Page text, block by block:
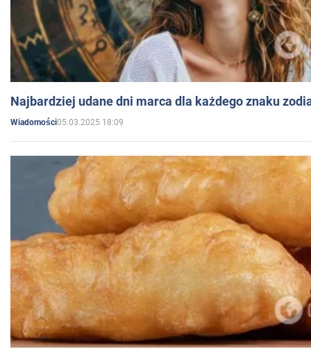
Najbardziej udane dni marca dla każdego znaku
Wiadomości05.03.2025 18:09